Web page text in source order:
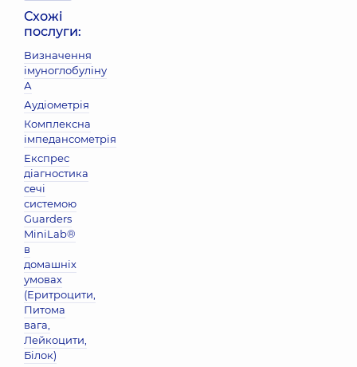
Схожі
послуги:
Визначення
імуноглобуліну
А
Аудіометрія
Комплексна
імпедансометрія
Експрес
діагностика
сечі
системою
Guarders
MiniLab®
в
домашніх
умовах
(Еритроцити,
Питома
вага,
Лейкоцити,
Бiлок)